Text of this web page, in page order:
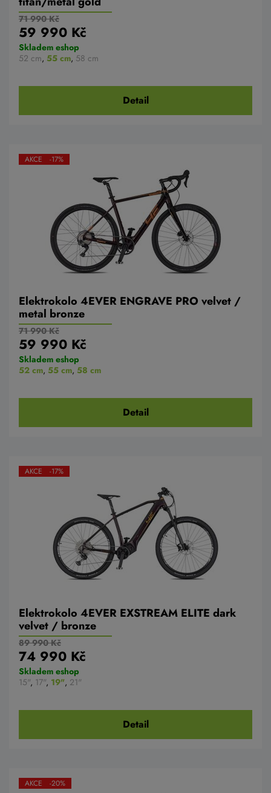
71 990 Kč
59 990 Kč
Skladem eshop
52 cm, 55 cm, 58 cm
Detail
Elektrokolo 4EVER ENGRAVE PRO velvet /
metal bronze
AKCE -17%
71 990 Kč
59 990 Kč
Skladem eshop
52 cm, 55 cm, 58 cm
Detail
Elektrokolo 4EVER EXSTREAM ELITE dark
velvet / bronze
AKCE -17%
89 990 Kč
74 990 Kč
Skladem eshop
15", 17", 19", 21"
Detail
AKCE -20%